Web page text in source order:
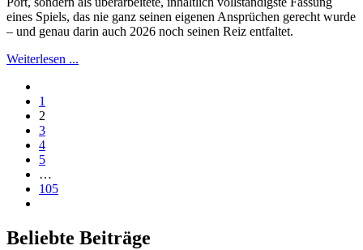
eines Spiels, das nie ganz seinen eigenen Ansprüchen gerecht wurde
– und genau darin auch 2026 noch seinen Reiz entfaltet.
Weiterlesen ...
1
2
3
4
5
…
105
Beliebte Beiträge